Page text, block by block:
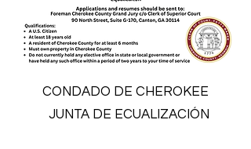
CONDADO DE CHEROKEE
JUNTA DE ECUALIZACIÓN